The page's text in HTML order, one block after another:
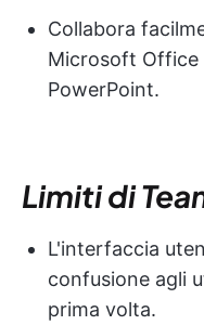
Collabora
Microsoft Office
PowerPoint.
Limiti di
L'interfaccia
confusione agli
prima volta.